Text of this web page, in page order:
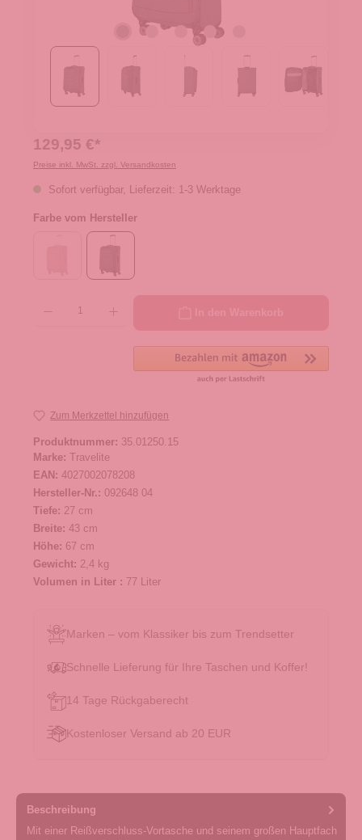
129,95 €*
Preise inkl. MwSt. zzgl. Versandkosten
Sofort verfügbar, Lieferzeit: 1-3 Werktage
Farbe vom Hersteller
Zum Merkzettel hinzufügen
Produktnummer: 35.01250.15
Marke: Travelite
EAN: 4027002078208
Hersteller-Nr.: 092648 04
Tiefe: 27 cm
Breite: 43 cm
Höhe: 67 cm
Gewicht: 2,4 kg
Volumen in Liter : 77 Liter
Marken – vom Klassiker bis zum Trendsetter
Schnelle Lieferung für Ihre Taschen und Koffer!
14 Tage Rückgaberecht
Kostenloser Versand ab 20 EUR
Beschreibung
Mit einer Reißverschluss-Vortasche und seinem großen Hauptfach